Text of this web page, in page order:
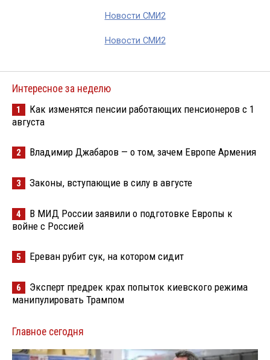
Новости СМИ2
Новости СМИ2
Интересное за неделю
1
Как изменятся пенсии работающих пенсионеров с 1
августа
2 Владимир Джабаров — о том, зачем Европе Армения
3 Законы, вступающие в силу в августе
4
В МИД России заявили о подготовке Европы к
войне с Россией
5 Ереван рубит сук, на котором сидит
6
Эксперт предрек крах попыток киевского режима
манипулировать Трампом
Главное сегодня